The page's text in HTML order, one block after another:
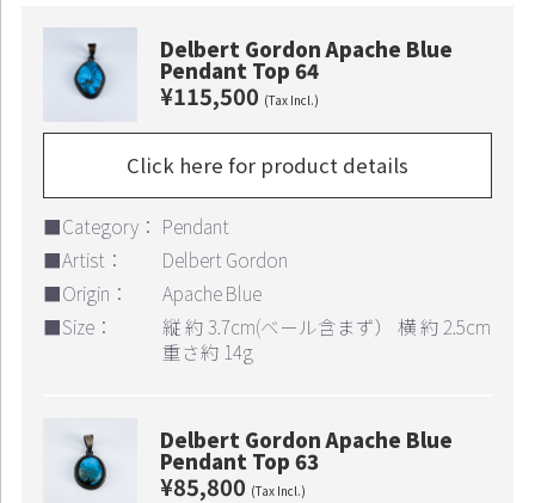
Continue shopping
Delbert Gordon Apache Blue
Pendant Top 64
¥115,500 (Tax Incl.)
Click here for product details
■Category： Pendant
■Artist：
Delbert Gordon
■Origin：
Apache Blue
■Size：
縦 約 3.7cm(ベール含まず） 横 約 2.5cm
重さ約 14g
Delbert Gordon Apache Blue
Pendant Top 63
¥85,800 (Tax Incl.)